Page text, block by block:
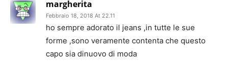
margherita
Febbraio 18, 2018 At 22.11
ho sempre adorato il jeans ,in tutte le sue
forme ,sono veramente contenta che questo
capo sia dinuovo di moda